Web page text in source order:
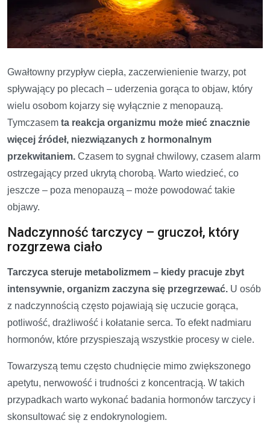
Gwałtowny przypływ ciepła, zaczerwienienie twarzy, pot
spływający po plecach – uderzenia gorąca to objaw, który
wielu osobom kojarzy się wyłącznie z menopauzą.
Tymczasem ta reakcja organizmu może mieć znacznie
więcej źródeł, niezwiązanych z hormonalnym
przekwitaniem. Czasem to sygnał chwilowy, czasem alarm
ostrzegający przed ukrytą chorobą. Warto wiedzieć, co
jeszcze – poza menopauzą – może powodować takie
objawy.
Nadczynność tarczycy – gruczoł, który
rozgrzewa ciało
Tarczyca steruje metabolizmem – kiedy pracuje zbyt
intensywnie, organizm zaczyna się przegrzewać. U osób
z nadczynnością często pojawiają się uczucie gorąca,
potliwość, drażliwość i kołatanie serca. To efekt nadmiaru
hormonów, które przyspieszają wszystkie procesy w ciele.
Towarzyszą temu często chudnięcie mimo zwiększonego
apetytu, nerwowość i trudności z koncentracją. W takich
przypadkach warto wykonać badania hormonów tarczycy i
skonsultować się z endokrynologiem.